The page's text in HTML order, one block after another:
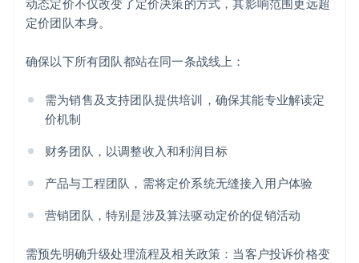
动态定价不仅改变了定价决策的方式，其影响范围更远超
定价团队本身。
确保以下所有团队都站在同一条战线上：
需为销售及支持团队提供培训，确保其能专业解读定
价机制
财务团队，以调整收入和利润目标
产品与工程团队，需将定价系统无缝接入用户体验
营销团队，特别是涉及算法驱动定价的促销活动
需预先明确升级处理流程及相关政策：当客户投诉价格变